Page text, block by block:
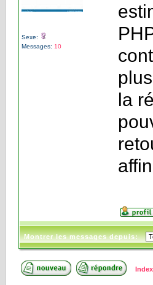
Sexe:
Messages: 10
la
Montrer les messages depuis: